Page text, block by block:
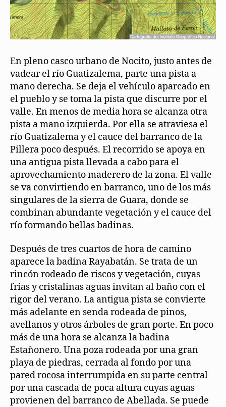
En pleno casco urbano de Nocito, justo antes de
vadear el río Guatizalema, parte una pista a
mano derecha. Se deja el vehículo aparcado en
el pueblo y se toma la pista que discurre por el
valle. En menos de media hora se alcanza otra
pista a mano izquierda. Por ella se atraviesa el
río Guatizalema y el cauce del barranco de la
Pillera poco después. El recorrido se apoya en
una antigua pista llevada a cabo para el
aprovechamiento maderero de la zona. El valle
se va convirtiendo en barranco, uno de los más
singulares de la sierra de Guara, donde se
combinan abundante vegetación y el cauce del
río formando bellas badinas.
Después de tres cuartos de hora de camino
aparece la badina Rayabatán. Se trata de un
rincón rodeado de riscos y vegetación, cuyas
frías y cristalinas aguas invitan al baño con el
rigor del verano. La antigua pista se convierte
más adelante en senda rodeada de pinos,
avellanos y otros árboles de gran porte. En poco
más de una hora se alcanza la badina
Estañonero. Una poza rodeada por una gran
playa de piedras, cerrada al fondo por una
pared rocosa interrumpida en su parte central
por una cascada de poca altura cuyas aguas
provienen del barranco de Abellada. Se puede